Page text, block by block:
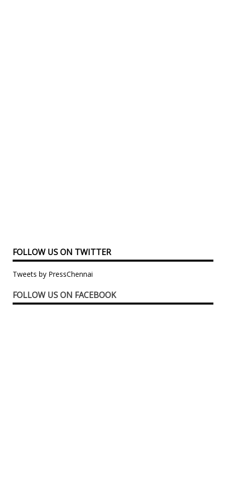
FOLLOW US ON TWITTER
Tweets by PressChennai
FOLLOW US ON FACEBOOK